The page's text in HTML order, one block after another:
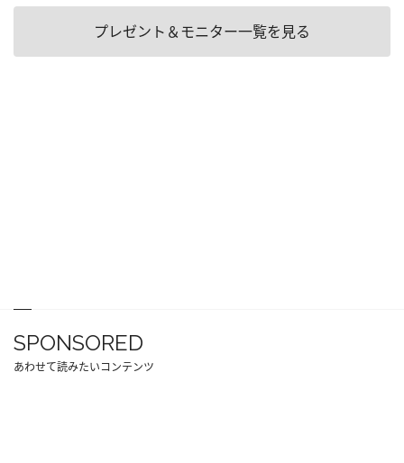
プレゼント＆モニター一覧を見る
SPONSORED
あわせて読みたいコンテンツ